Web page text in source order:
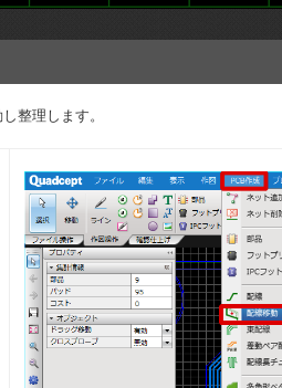
整理します。